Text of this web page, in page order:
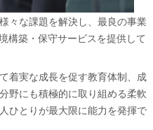
々な課題を解決し、最良の事業
構築・保守サービスを提供して
着実な成長を促す教育体制、成
野にも積極的に取り組める柔軟
ひとりが最大限に能力を発揮で